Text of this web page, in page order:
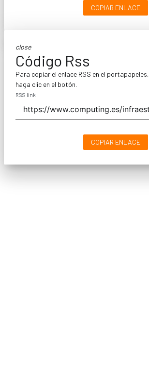
COPIAR ENLACE
close
Código Rss
Para copiar el enlace RSS en el portapapeles,
haga clic en el botón.
RSS link
COPIAR ENLACE